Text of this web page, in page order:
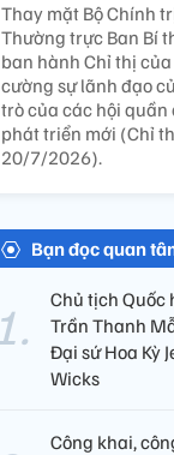
Thay mặt Bộ Chính
Thường trực Ban Bí
ban hành Chỉ thị
cường sự lãnh đạo
trò của các hội
phát triển mới (Chỉ
20/7/2026).
Bạn đọc quan
Chủ tịch Quốc
Trần Thanh
Đại sứ Hoa Kỳ
Wicks
Công khai,